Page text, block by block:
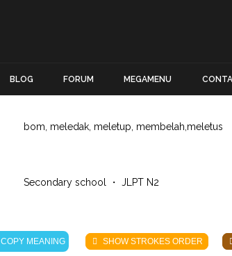
BLOG FORUM MEGAMENU
bom, meledak, meletup, membelah,meletus
Secondary school ・ JLPT N2
COPY MEANING SHOW STROKES ORDER